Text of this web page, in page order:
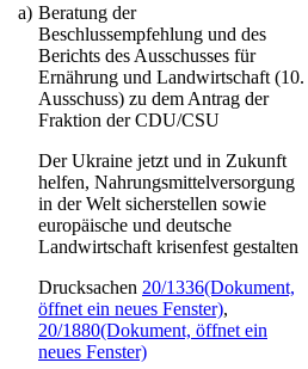
a) Beratung der
Beschlussempfehlung und des
Berichts des Ausschusses für
Ernährung und Landwirtschaft (10.
Ausschuss) zu dem Antrag der
Fraktion der CDU/CSU
Der Ukraine jetzt und in Zukunft
helfen, Nahrungsmittelversorgung
in der Welt sicherstellen sowie
europäische und deutsche
Landwirtschaft krisenfest gestalten
Drucksachen 20/1336(Dokument,
öffnet ein neues Fenster),
20/1880(Dokument, öffnet ein
neues Fenster)